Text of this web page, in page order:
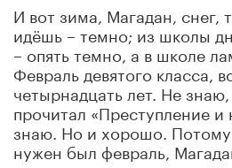
И вот зима, Магадан, снег,
идёшь – темно; из школы
– опять темно, а в школе
Февраль девятого класса,
четырнадцать лет. Не
прочитал «Преступление и
знаю. Но и хорошо. Потому
нужен был февраль,